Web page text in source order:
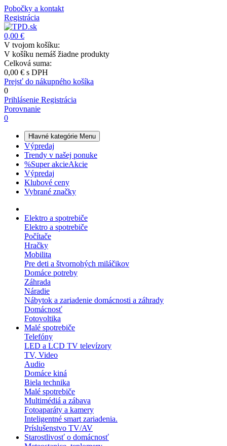
Pobočky a kontakt
Registrácia
0,00 €
V tvojom košíku:
V košíku nemáš žiadne produkty
Celková suma:
0,00 € s DPH
Prejsť do nákupného košíka
0
Prihlásenie Registrácia
Porovnanie
0
Hlavné kategórie Menu
Výpredaj
Trendy v našej ponuke
%Super akcieAkcie
Výpredaj
Klubové ceny
Vybrané značky
Elektro a spotrebiče
Elektro a spotrebiče
Počítače
Hračky
Mobilita
Pre deti a štvornohých miláčikov
Domáce potreby
Záhrada
Náradie
Nábytok a zariadenie domácnosti a záhrady
Domácnosť
Fotovoltika
Malé spotrebiče
Telefóny
LED a LCD TV televízory
TV, Video
Audio
Domáce kiná
Biela technika
Malé spotrebiče
Multimédiá a zábava
Fotoaparáty a kamery
Inteligentné smart zariadenia.
Príslušenstvo TV/AV
Starostlivosť o domácnosť